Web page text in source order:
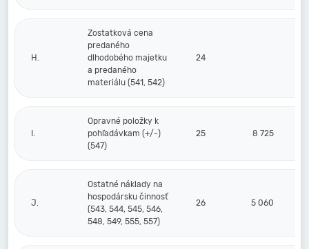
H.
Zostatková cena
predaného
dlhodobého majetku
a predaného
materiálu (541, 542)
24
I.
Opravné položky k
pohľadávkam (+/-)
(547)
25 8 725
J.
Ostatné náklady na
hospodársku činnosť
(543, 544, 545, 546,
548, 549, 555, 557)
26 5 060